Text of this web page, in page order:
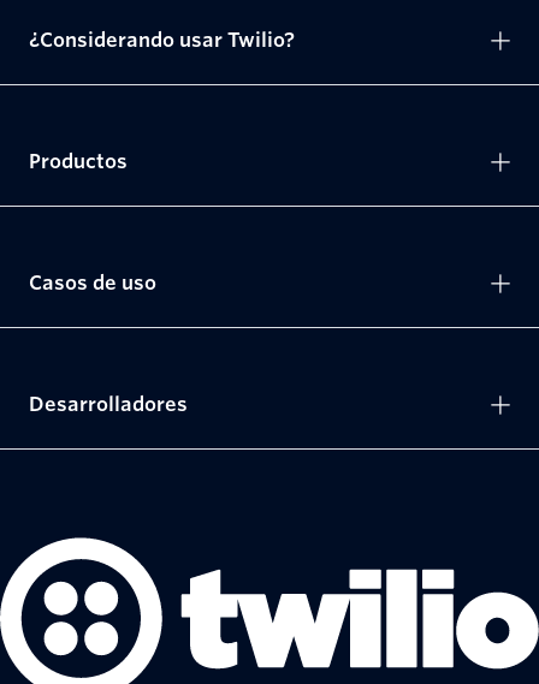
¿Considerando usar Twilio?
Productos
Casos de uso
Desarrolladores